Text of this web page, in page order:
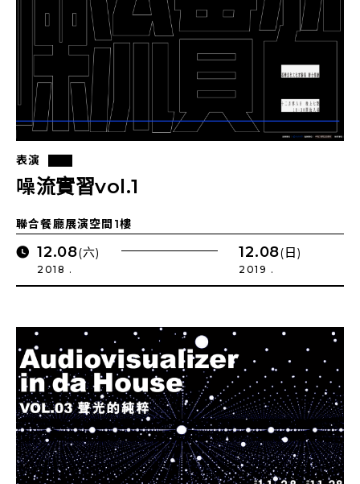
表演
噪流實習vol.1
聯合餐廳展演空間1樓
12.08(六)
2018 .
12.08(日)
2019 .